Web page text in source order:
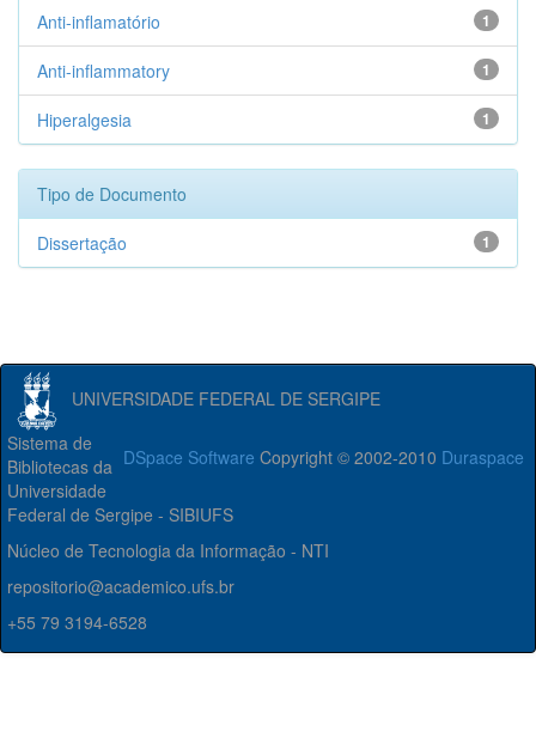
1
Anti-inflamatório
1
Anti-inflammatory
1
Hiperalgesia
Tipo de Documento
1
Dissertação
UNIVERSIDADE FEDERAL DE SERGIPE
DSpace Software Copyright © 2002-2010 Duraspace
Sistema de
Bibliotecas da
Universidade
Federal de Sergipe - SIBIUFS
Núcleo de Tecnologia da Informação - NTI
repositorio@academico.ufs.br
+55 79 3194-6528